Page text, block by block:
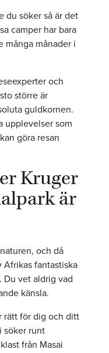
du söker så är det
camper har bara
många månader i
och
större är
guldkornen.
upplevelser som
göra resan
Kruger
är
och då
fantastiska
Du vet aldrig vad
känsla.
rätt för dig och ditt
söker runt
från Masai